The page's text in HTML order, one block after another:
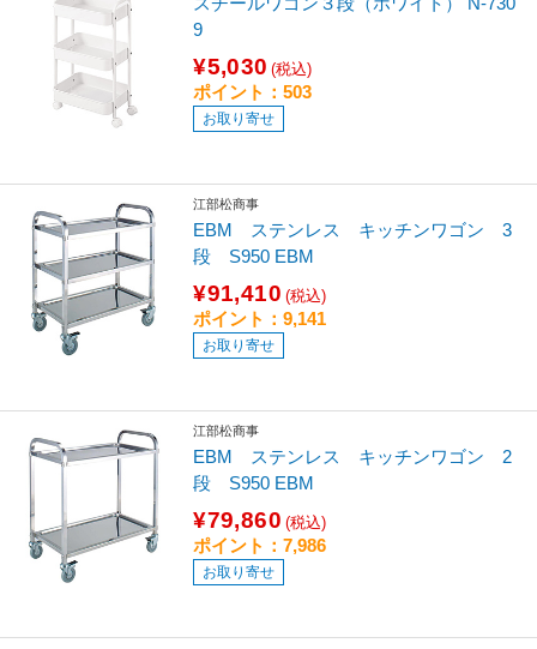
9
¥5,030 (税込)
ポイント：503
お取り寄せ
江部松商事
EBM ステンレス キッチンワゴン 3
段 S950 EBM
¥91,410 (税込)
ポイント：9,141
お取り寄せ
江部松商事
EBM ステンレス キッチンワゴン 2
段 S950 EBM
¥79,860 (税込)
ポイント：7,986
お取り寄せ